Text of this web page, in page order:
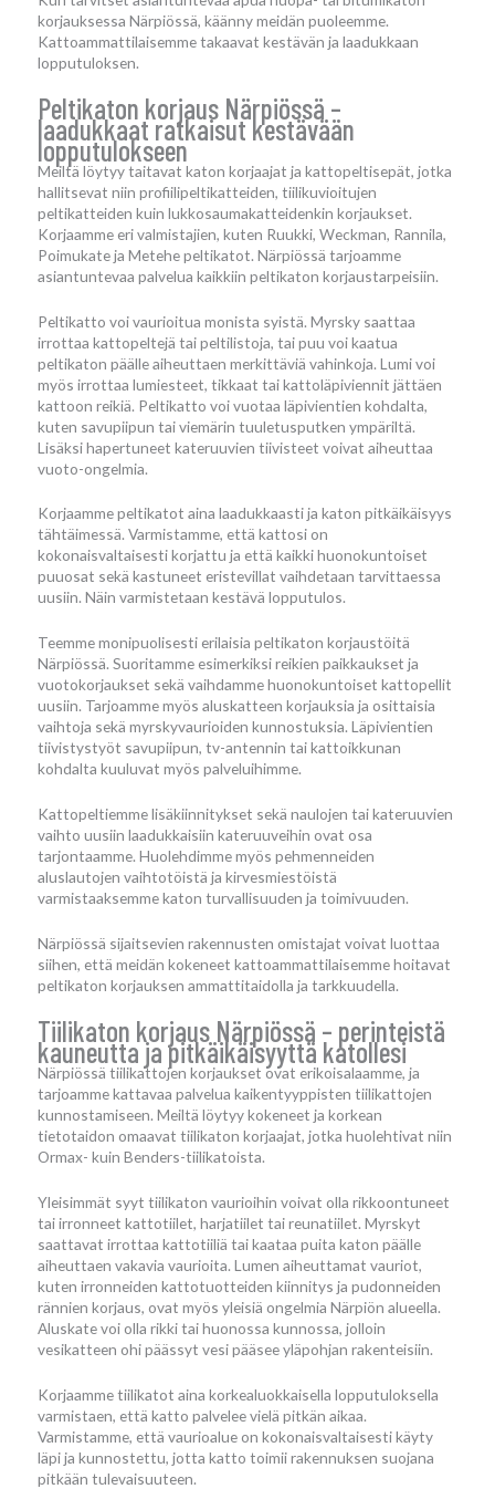
korjauksessa Närpiössä, käänny meidän puoleemme.
Kattoammattilaisemme takaavat kestävän ja laadukkaan
lopputuloksen.
Peltikaton korjaus Närpiössä –
laadukkaat ratkaisut kestävään
lopputulokseen
Meiltä löytyy taitavat katon korjaajat ja kattopeltisepät, jotka
hallitsevat niin profiilipeltikatteiden, tiilikuvioitujen
peltikatteiden kuin lukkosaumakatteidenkin korjaukset.
Korjaamme eri valmistajien, kuten Ruukki, Weckman, Rannila,
Poimukate ja Metehe peltikatot. Närpiössä tarjoamme
asiantuntevaa palvelua kaikkiin peltikaton korjaustarpeisiin.
Peltikatto voi vaurioitua monista syistä. Myrsky saattaa
irrottaa kattopeltejä tai peltilistoja, tai puu voi kaatua
peltikaton päälle aiheuttaen merkittäviä vahinkoja. Lumi voi
myös irrottaa lumiesteet, tikkaat tai kattoläpiviennit jättäen
kattoon reikiä. Peltikatto voi vuotaa läpivientien kohdalta,
kuten savupiipun tai viemärin tuuletusputken ympäriltä.
Lisäksi hapertuneet kateruuvien tiivisteet voivat aiheuttaa
vuoto-ongelmia.
Korjaamme peltikatot aina laadukkaasti ja katon pitkäikäisyys
tähtäimessä. Varmistamme, että kattosi on
kokonaisvaltaisesti korjattu ja että kaikki huonokuntoiset
puuosat sekä kastuneet eristevillat vaihdetaan tarvittaessa
uusiin. Näin varmistetaan kestävä lopputulos.
Teemme monipuolisesti erilaisia peltikaton korjaustöitä
Närpiössä. Suoritamme esimerkiksi reikien paikkaukset ja
vuotokorjaukset sekä vaihdamme huonokuntoiset kattopellit
uusiin. Tarjoamme myös aluskatteen korjauksia ja osittaisia
vaihtoja sekä myrskyvaurioiden kunnostuksia. Läpivientien
tiivistystyöt savupiipun, tv-antennin tai kattoikkunan
kohdalta kuuluvat myös palveluihimme.
Kattopeltiemme lisäkiinnitykset sekä naulojen tai kateruuvien
vaihto uusiin laadukkaisiin kateruuveihin ovat osa
tarjontaamme. Huolehdimme myös pehmenneiden
aluslautojen vaihtotöistä ja kirvesmiestöistä
varmistaaksemme katon turvallisuuden ja toimivuuden.
Närpiössä sijaitsevien rakennusten omistajat voivat luottaa
siihen, että meidän kokeneet kattoammattilaisemme hoitavat
peltikaton korjauksen ammattitaidolla ja tarkkuudella.
Tiilikaton korjaus Närpiössä – perinteistä
kauneutta ja pitkäikäisyyttä katollesi
Närpiössä tiilikattojen korjaukset ovat erikoisalaamme, ja
tarjoamme kattavaa palvelua kaikentyyppisten tiilikattojen
kunnostamiseen. Meiltä löytyy kokeneet ja korkean
tietotaidon omaavat tiilikaton korjaajat, jotka huolehtivat niin
Ormax- kuin Benders-tiilikatoista.
Yleisimmät syyt tiilikaton vaurioihin voivat olla rikkoontuneet
tai irronneet kattotiilet, harjatiilet tai reunatiilet. Myrskyt
saattavat irrottaa kattotiiliä tai kaataa puita katon päälle
aiheuttaen vakavia vaurioita. Lumen aiheuttamat vauriot,
kuten irronneiden kattotuotteiden kiinnitys ja pudonneiden
rännien korjaus, ovat myös yleisiä ongelmia Närpiön alueella.
Aluskate voi olla rikki tai huonossa kunnossa, jolloin
vesikatteen ohi päässyt vesi pääsee yläpohjan rakenteisiin.
Korjaamme tiilikatot aina korkealuokkaisella lopputuloksella
varmistaen, että katto palvelee vielä pitkän aikaa.
Varmistamme, että vaurioalue on kokonaisvaltaisesti käyty
läpi ja kunnostettu, jotta katto toimii rakennuksen suojana
pitkään tulevaisuuteen.